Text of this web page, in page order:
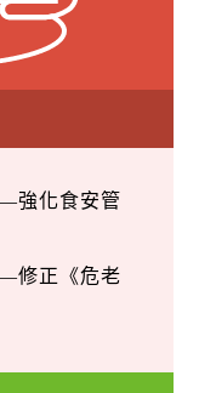
強化食安管
修正《危老